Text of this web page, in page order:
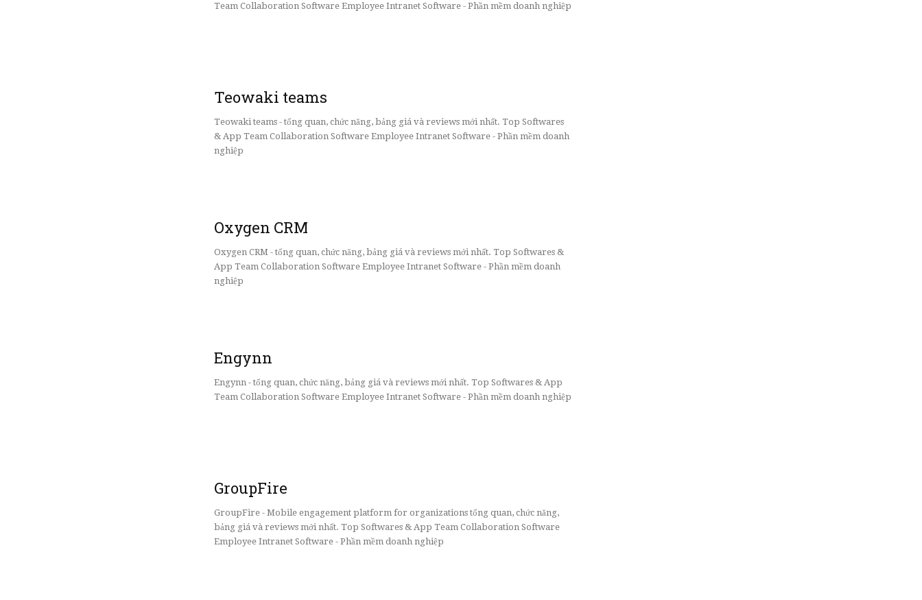
Team Collaboration Software Employee Intranet Software - Phần mềm doanh nghiệp
Teowaki teams
Teowaki teams - tổng quan, chức năng, bảng giá và reviews mới nhất. Top Softwares
& App Team Collaboration Software Employee Intranet Software - Phần mềm doanh
nghiệp
Oxygen CRM
Oxygen CRM - tổng quan, chức năng, bảng giá và reviews mới nhất. Top Softwares &
App Team Collaboration Software Employee Intranet Software - Phần mềm doanh
nghiệp
Engynn
Engynn - tổng quan, chức năng, bảng giá và reviews mới nhất. Top Softwares & App
Team Collaboration Software Employee Intranet Software - Phần mềm doanh nghiệp
GroupFire
GroupFire - Mobile engagement platform for organizations tổng quan, chức năng,
bảng giá và reviews mới nhất. Top Softwares & App Team Collaboration Software
Employee Intranet Software - Phần mềm doanh nghiệp